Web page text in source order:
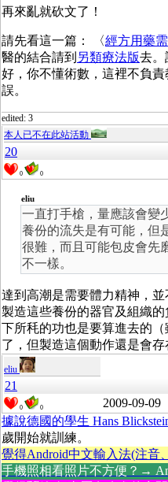
再來亂就砍文了！
請先看這一篇： 〈經方用藥
醫的結合請到 另類療法版去。
好，你不懂術數，這裡不負
誤。
edited: 3
本人已不在此站活動
20
0 0
eliu
一直打手槍，量應該會變
養份的流失是有可能，但
很難，而且可能包皮會先
不一樣。
達到高潮是需要體力精神，
製造這些養份的器官及組織
下所秏的功也是要算進去的
了，但製造這個動作還是會存
eliu
21
0 0 2009-09-09
據說德國的學生 Hans
歲開始就訓練。
覺得Android中文輸入法(注音
手機照相看照片不方便？→